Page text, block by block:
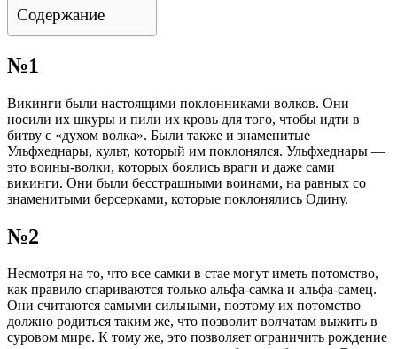
Содержание
№1
Викинги были настоящими поклонниками волков. Они
носили их шкуры и пили их кровь для того, чтобы идти в
битву с «духом волка». Были также и знаменитые
Ульфхеднары, культ, который им поклонялся. Ульфхеднары —
это воины-волки, которых боялись враги и даже сами
викинги. Они были бесстрашными воинами, на равных со
знаменитыми берсерками, которые поклонялись Одину.
№2
Несмотря на то, что все самки в стае могут иметь потомство,
как правило спариваются только альфа-самка и альфа-самец.
Они считаются самыми сильными, поэтому их потомство
должно родиться таким же, что позволит волчатам выжить в
суровом мире. К тому же, это позволяет ограничить рождение